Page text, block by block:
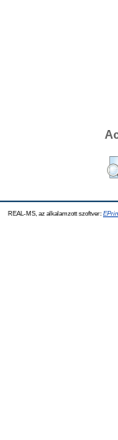
REAL-MS, az alkalamzott szoftver: